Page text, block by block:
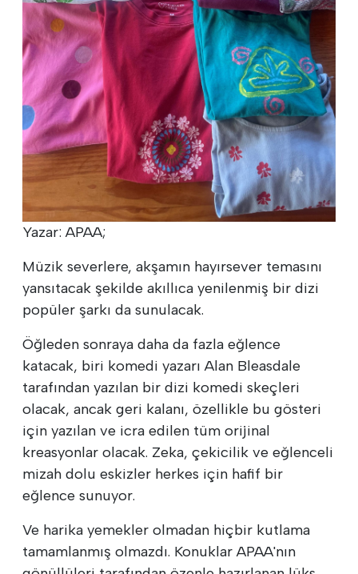
Yazar: APAA;
Müzik severlere, akşamın hayırsever temasını
yansıtacak şekilde akıllıca yenilenmiş bir dizi
popüler şarkı da sunulacak.
Öğleden sonraya daha da fazla eğlence
katacak, biri komedi yazarı Alan Bleasdale
tarafından yazılan bir dizi komedi skeçleri
olacak, ancak geri kalanı, özellikle bu gösteri
için yazılan ve icra edilen tüm orijinal
kreasyonlar olacak. Zeka, çekicilik ve eğlenceli
mizah dolu eskizler herkes için hafif bir
eğlence sunuyor.
Ve harika yemekler olmadan hiçbir kutlama
tamamlanmış olmazdı. Konuklar APAA'nın